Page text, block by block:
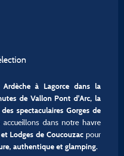
à Lagorce dans la
de Vallon Pont d'Arc, la
spectaculaires Gorges de
accueillons dans notre havre
Lodges de Coucouzac pour
authentique et glamping.